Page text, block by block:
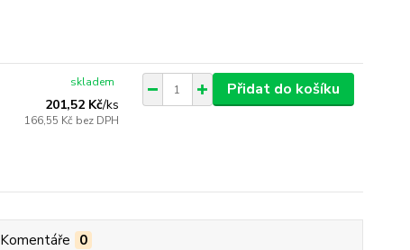
201,52 Kč/ks
166,55 Kč bez DPH
skladem Přidat do košíku
Komentáře 0